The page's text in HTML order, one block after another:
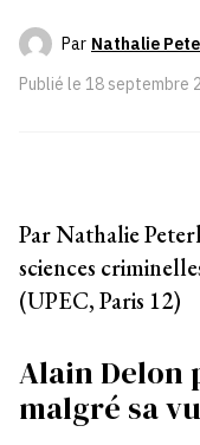
Par Nathalie
Publié le 18 septembre
Par Nathalie
sciences
(UPEC, Paris 12)
Alain Delon
malgré sa